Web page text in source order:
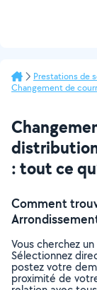
Prestations de
Changement de
distribution
: tout ce
Comment
Vous cherchez
Sélectionnez
postez votre
proximité de